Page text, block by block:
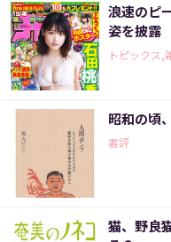
浪速のピ
姿を披露
トピックス,
昭和の頃
書評
猫、野良